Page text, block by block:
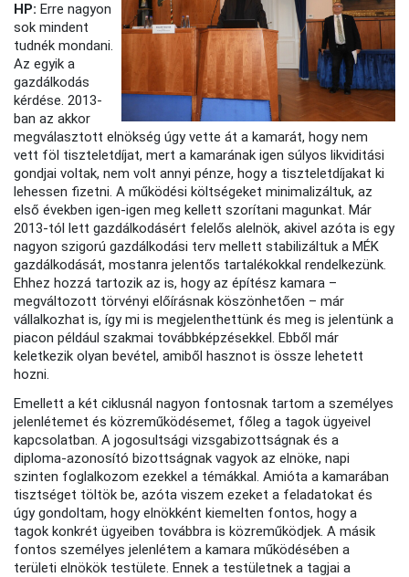
HP: Erre nagyon
sok mindent
tudnék mondani.
Az egyik a
gazdálkodás
kérdése. 2013-
ban az akkor
megválasztott elnökség úgy vette át a kamarát, hogy nem
vett föl tiszteletdíjat, mert a kamarának igen súlyos likviditási
gondjai voltak, nem volt annyi pénze, hogy a tiszteletdíjakat ki
lehessen fizetni. A működési költségeket minimalizáltuk, az
első években igen-igen meg kellett szorítani magunkat. Már
2013-tól lett gazdálkodásért felelős alelnök, akivel azóta is egy
nagyon szigorú gazdálkodási terv mellett stabilizáltuk a MÉK
gazdálkodását, mostanra jelentős tartalékokkal rendelkezünk.
Ehhez hozzá tartozik az is, hogy az építész kamara –
megváltozott törvényi előírásnak köszönhetően – már
vállalkozhat is, így mi is megjelenthettünk és meg is jelentünk a
piacon például szakmai továbbképzésekkel. Ebből már
keletkezik olyan bevétel, amiből hasznot is össze lehetett
hozni.
Emellett a két ciklusnál nagyon fontosnak tartom a személyes
jelenlétemet és közreműködésemet, főleg a tagok ügyeivel
kapcsolatban. A jogosultsági vizsgabizottságnak és a
diploma-azonosító bizottságnak vagyok az elnöke, napi
szinten foglalkozom ezekkel a témákkal. Amióta a kamarában
tisztséget töltök be, azóta viszem ezeket a feladatokat és
úgy gondoltam, hogy elnökként kiemelten fontos, hogy a
tagok konkrét ügyeiben továbbra is közreműködjek. A másik
fontos személyes jelenlétem a kamara működésében a
területi elnökök testülete. Ennek a testületnek a tagjai a